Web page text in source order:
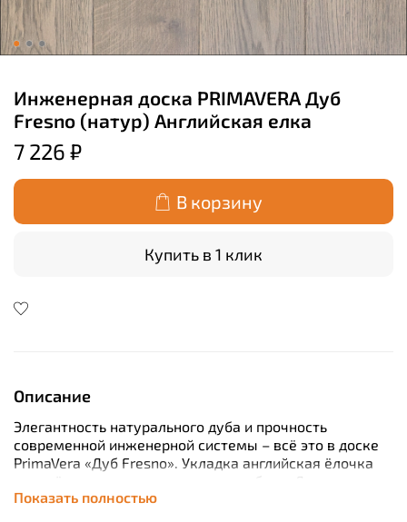
Инженерная доска PRIMAVERA Дуб
Fresno (натур) Английская елка
7 226 ₽
В корзину
Купить в 1 клик
Описание
Элегантность натурального дуба и прочность
современной инженерной системы – всё это в доске
PrimaVera «Дуб Fresno». Укладка английская ёлочка
придаёт интерьеру динамику и глубину. Доска
толщиной всего 15 мм удобна в монтаже благодаря
Показать полностью